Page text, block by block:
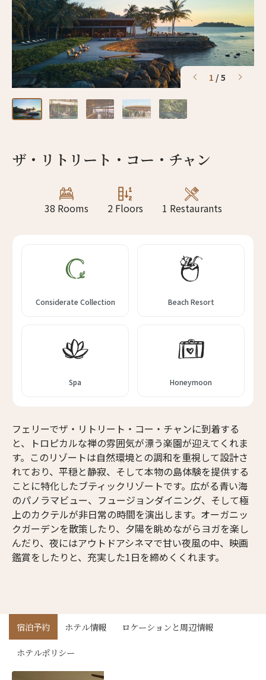
9人
10人
11人
12人
13人
15人
17人
8人
9人
10人
11人
12人
14人
16人
1 /5
ザ・リトリート・コー・チャン
38 Rooms 2 Floors 1 Restaurants
Considerate Collection Beach Resort
Spa Honeymoon
フェリーでザ・リトリート・コー・チャンに到着する
と、トロピカルな禅の雰囲気が漂う楽園が迎えてくれま
す。このリゾートは自然環境との調和を重視して設計さ
れており、平穏と静寂、そして本物の島体験を提供する
ことに特化したブティックリゾートです。広がる青い海
のパノラマビュー、フュージョンダイニング、そして極
上のカクテルが非日常の時間を演出します。オーガニッ
クガーデンを散策したり、夕陽を眺めながらヨガを楽し
んだり、夜にはアウトドアシネマで甘い夜風の中、映画
鑑賞をしたりと、充実した1日を締めくくれます。
宿泊予約 ホテル情報 ロケーションと周辺情報
ホテルポリシー